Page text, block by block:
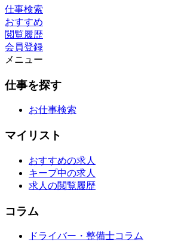
仕事検索
おすすめ
閲覧履歴
会員登録
メニュー
仕事を探す
お仕事検索
マイリスト
おすすめの求人
キープ中の求人
求人の閲覧履歴
コラム
ドライバー・整備士コラム